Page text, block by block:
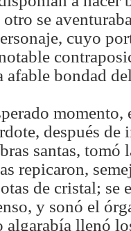
se
cuyo
afable bondad
momento,
después de
santas, tomó
repicaron,
de cristal; se
y sonó el
algarabía llenó